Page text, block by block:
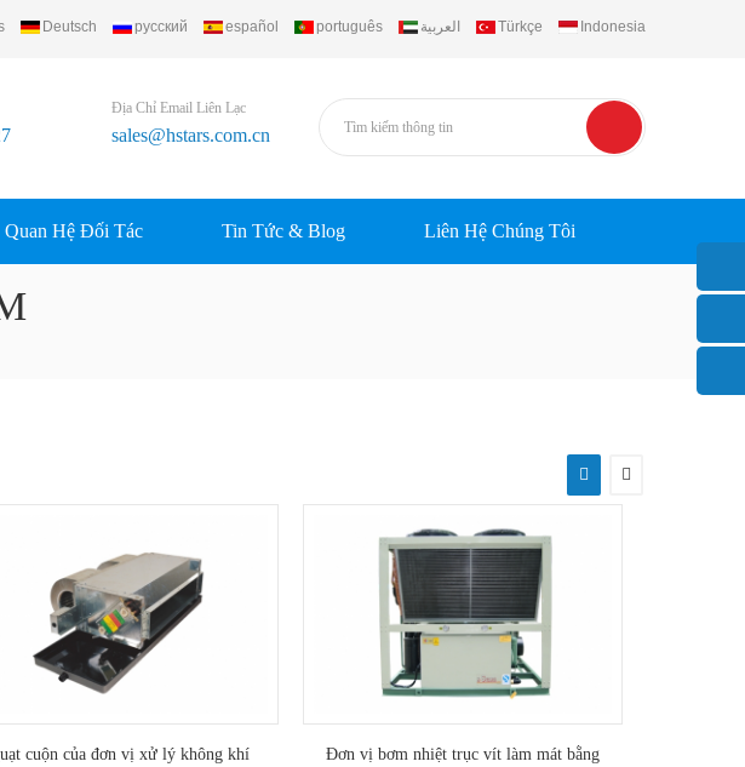
Deutsch русский español português العربية Türkçe Indonesia
Địa Chỉ Email Liên Lạc
sales@hstars.com.cn
Quan Hệ Đối Tác Tin Tức & Blog Liên Hệ Chúng Tôi
cuộn của đơn vị xử lý không khí
Đơn vị bơm nhiệt trục vít làm mát bằng